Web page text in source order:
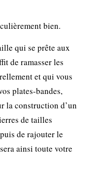
bien.
qui se prête aux
de ramasser les
et qui vous
plates-bandes,
la construction d’un
de tailles
de rajouter le
ainsi toute votre